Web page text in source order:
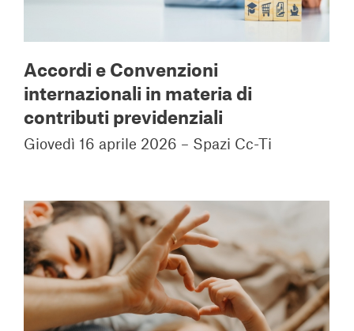
Accordi e Convenzioni
internazionali in materia di
contributi previdenziali
Giovedì 16 aprile 2026 – Spazi Cc-Ti